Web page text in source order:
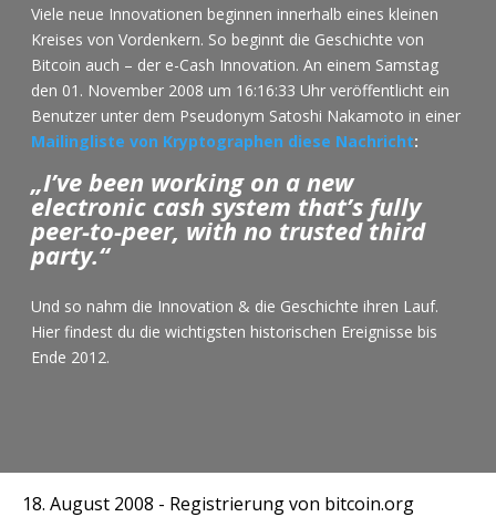
Viele neue Innovationen beginnen innerhalb eines kleinen
Kreises von Vordenkern. So beginnt die Geschichte von
Bitcoin auch – der e-Cash Innovation. An einem Samstag
den 01. November 2008 um 16:16:33 Uhr veröffentlicht ein
Benutzer unter dem Pseudonym Satoshi Nakamoto in einer
Mailingliste von Kryptographen diese Nachricht:
„I’ve been working on a new
electronic cash system that’s fully
peer-to-peer, with no trusted third
party.“
Und so nahm die Innovation & die Geschichte ihren Lauf.
Hier findest du die wichtigsten historischen Ereignisse bis
Ende 2012.
18. August 2008 - Registrierung von bitcoin.org